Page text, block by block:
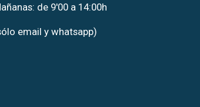
de 9'00 a 14:00h
email y whatsapp)